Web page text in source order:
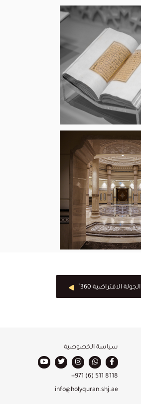
الجولة الافتراضية 360 ْ
سياسة الخصوصية
+971 (6) 511 8118
info@holyquran.shj.ae